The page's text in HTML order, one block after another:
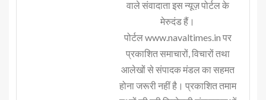
वाले संवादाता इस न्यूज़ पोर्टल के
मेरुदंड हैं।
पोर्टल www.navaltimes.in पर
प्रकाशित समाचारों, विचारों तथा
आलेखों से संपादक मंडल का सहमत
होना जरूरी नहीं है। प्रकाशित तमाम